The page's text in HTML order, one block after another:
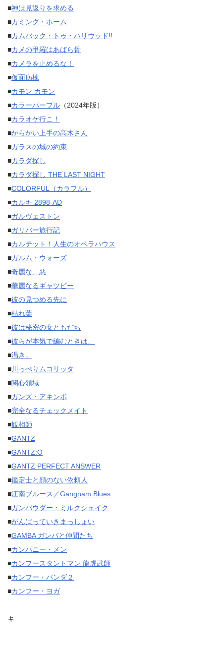
■神は見返りを求める
■カミング・ホーム
■カムバック・トゥ・ハリウッド!!
■カメの甲羅はあばら骨
■カメラを止めるな！
■仮面病棟
■カモン カモン
■カラーパープル （2024年版）
■カラオケ行こ！
■からかい上手の高木さん
■ガラスの城の約束
■カラダ探し
■カラダ探し THE LAST NIGHT
■COLORFUL（カラフル）
■カルキ 2898-AD
■ガルヴェストン
■ガリバー旅行記
■カルテット！人生のオペラハウス
■ガルム・ウォーズ
■奇麗な、悪
■華麗なるギャツビー
■彼の見つめる先に
■枯れ葉
■彼は秘密の女ともだち
■彼らが本気で編むときは、
■渇き。
■川っぺりムコリッタ
■関心領域
■ガンズ・アキンボ
■完全なるチェックメイト
■観相師
■GANTZ
■GANTZ:O
■GANTZ PERFECT ANSWER
■鑑定士と顔のない依頼人
■江南ブルース／Gangnam Blues
■ガンパウダー・ミルクシェイク
■がんばっていきまっしょい
■GAMBA ガンバと仲間たち
■カンパニー・メン
■カンフースタントマン 龍虎武師
■カンフー・パンダ２
■カンフー・ヨガ
キ